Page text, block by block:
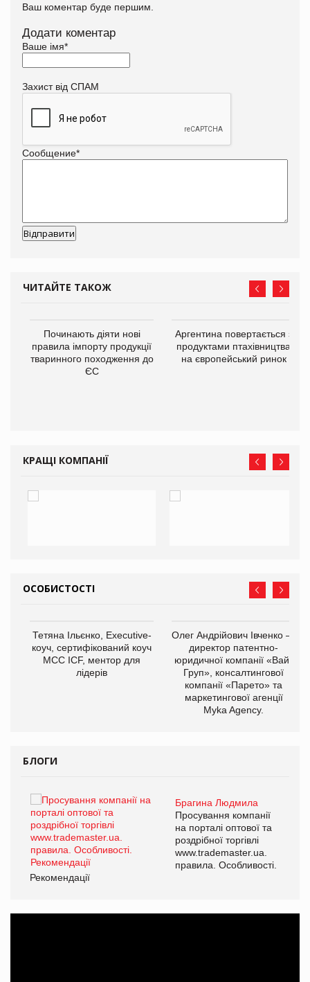
Ваш коментар буде першим.
Додати коментар
Ваше імя*
Захист від СПАМ
Сообщение*
ЧИТАЙТЕ ТАКОЖ
Починають діяти нові
правила імпорту продукції
тваринного походження до
ЄС
Аргентина повертається з
продуктами птахівництва
на європейський ринок
КРАЩІ КОМПАНІЇ
ОСОБИСТОСТІ
Тетяна Ільєнко, Executive-
коуч, сертифікований коуч
МСС ICF, ментор для
лідерів
Олег Андрійович Івченко —
директор патентно-
юридичної компанії «Вайз
Груп», консалтингової
компанії «Парето» та
маркетингової агенції
Myka Agency.
БЛОГИ
Брагина Людмила
Просування компанії
на порталі оптової та
роздрібної торгівлі
www.trademaster.ua.
правила. Особливості.
Рекомендації